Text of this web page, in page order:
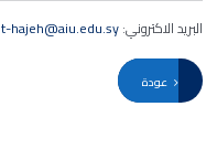
البريد الاكتروني:t-hajeh@aiu.edu.sy